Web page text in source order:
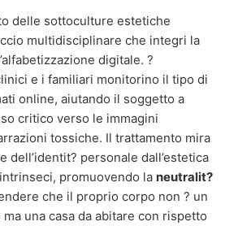
delle sottoculture estetiche
multidisciplinare che integri la
digitale. ?
e i familiari monitorino il tipo di
online, aiutando il soggetto a
critico verso le immagini
tossiche. Il trattamento mira
dell’identit? personale dall’estetica
promuovendo la neutralit?
che il proprio corpo non ? un
una casa da abitare con rispetto